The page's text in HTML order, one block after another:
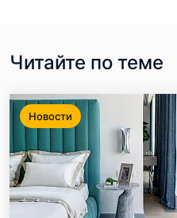
Читайте по теме
Новости